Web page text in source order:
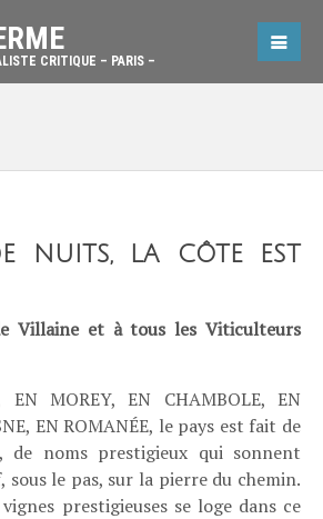
CRITIQUE – PARIS –
NUITS, LA CÔTE EST
Villaine et à tous les Viticulteurs
EN MOREY, EN CHAMBOLE, EN
EN ROMANÉE, le pays est fait de
de noms prestigieux qui sonnent
sous le pas, sur la pierre du chemin.
prestigieuses se loge dans ce